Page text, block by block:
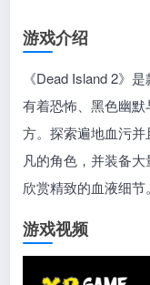
游戏介绍
《Dead Island 2》
有着恐怖、黑色幽
方。探索遍地血污
凡的角色，并装备
欣赏精致的血液细节。
游戏视频